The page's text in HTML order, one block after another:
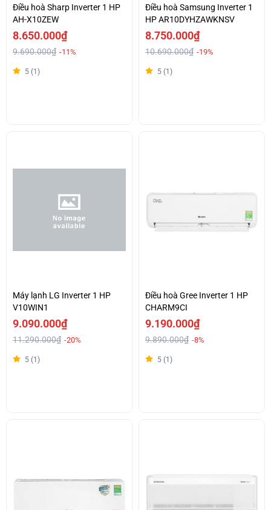
Điều hoà Sharp Inverter 1 HP
AH-X10ZEW
8.650.000₫
9.690.000₫ -11%
5 (1)
Điều hoà Samsung Inverter 1
HP AR10DYHZAWKNSV
8.750.000₫
10.690.000₫ -19%
5 (1)
Máy lạnh LG Inverter 1 HP
V10WIN1
9.090.000₫
11.290.000₫ -20%
5 (1)
Điều hoà Gree Inverter 1 HP
CHARM9CI
9.190.000₫
9.890.000₫ -8%
5 (1)